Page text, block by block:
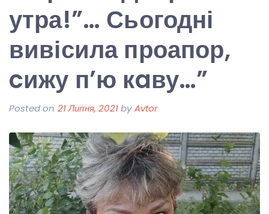
утра!”… Сьогодні
вивісила проапор,
cижу п’ю кaву…”
Posted on 21 Липня, 2021byAvtor